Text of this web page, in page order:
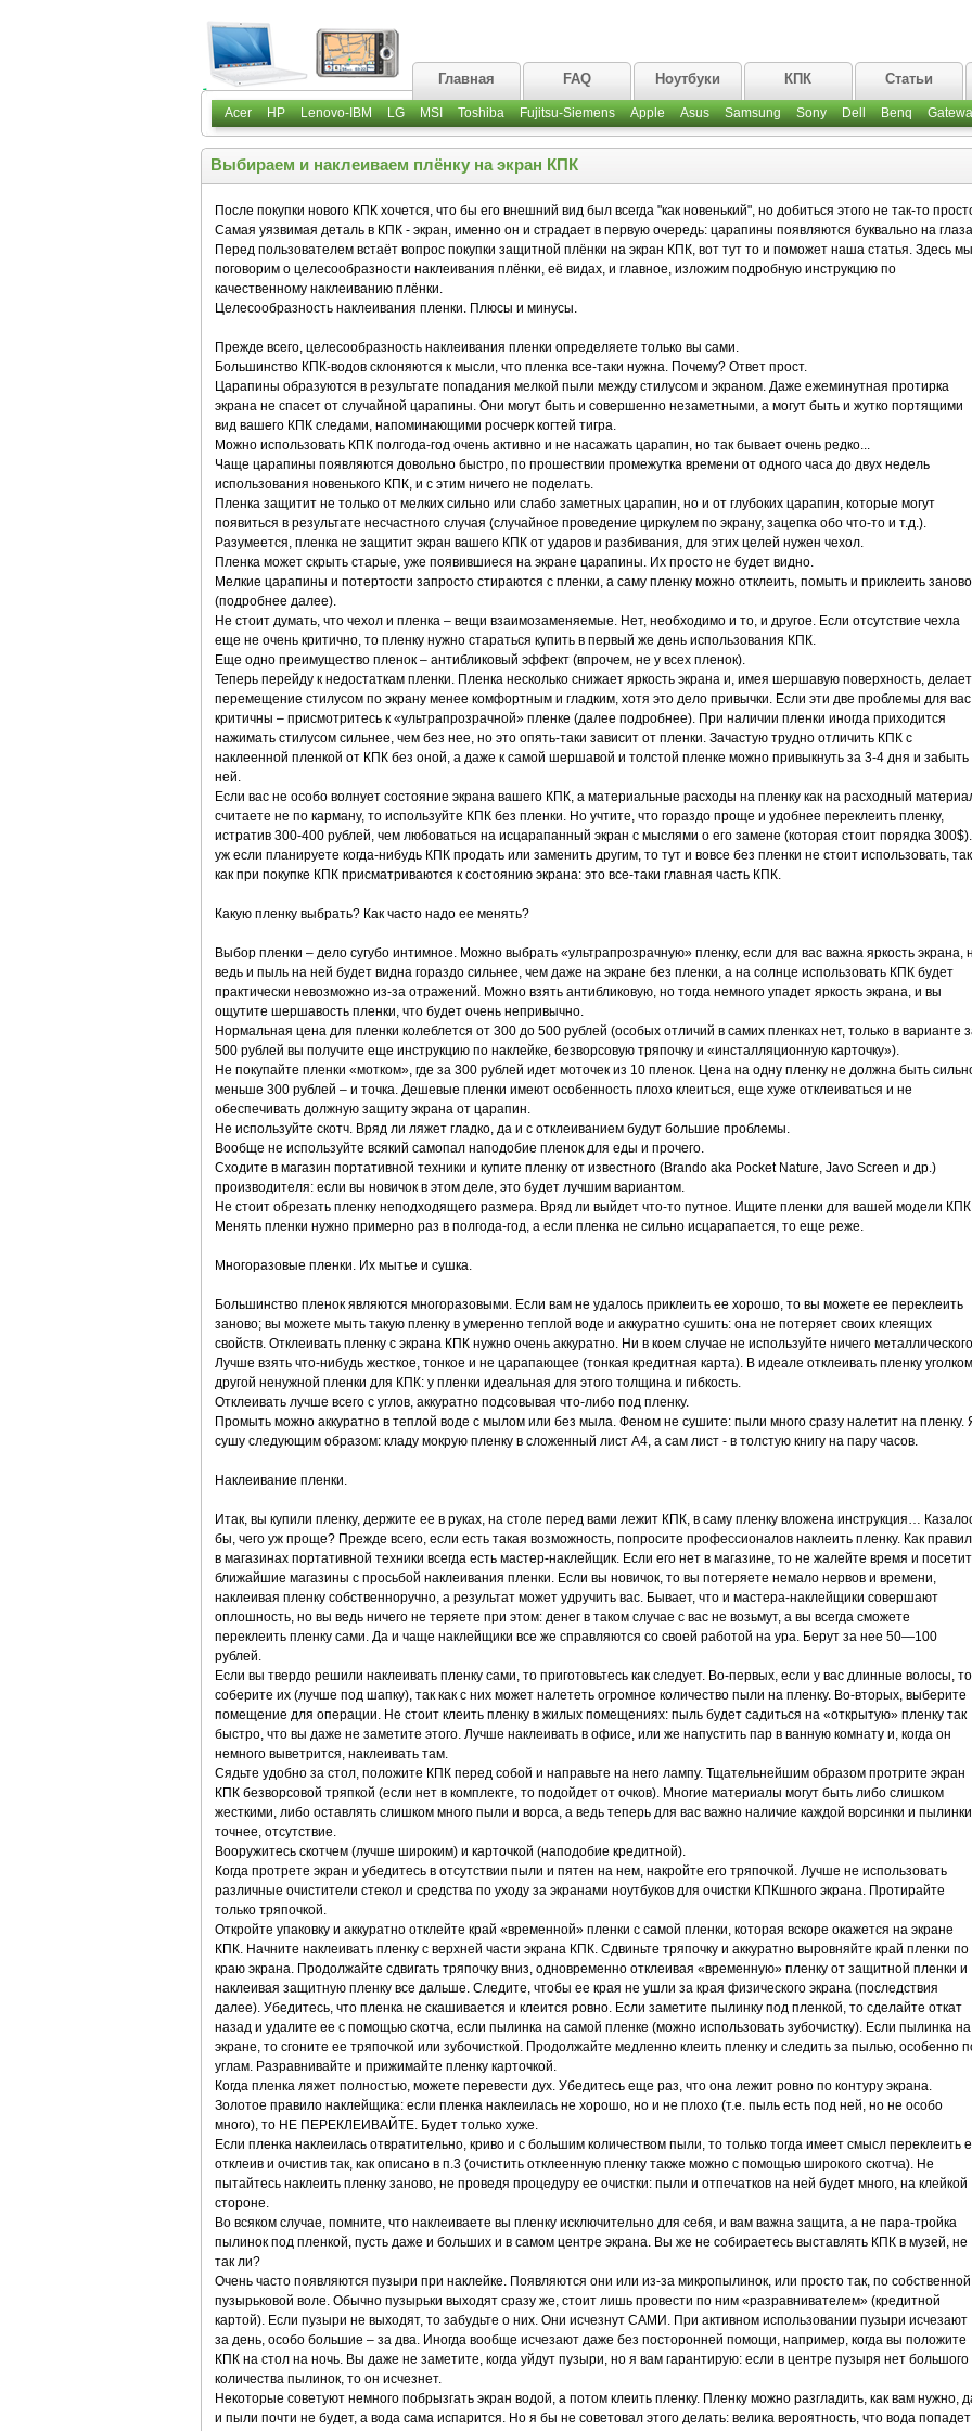
Главная FAQ Ноутбуки КПК Статьи
Acer HP Lenovo-IBM LG MSI Toshiba Fujitsu-Siemens Apple Asus Samsung Sony Dell Benq
Выбираем и наклеиваем плёнку на экран КПК
После покупки нового КПК хочется, что бы его внешний вид был всегда "как новенький", но добиться этого не так-то
Самая уязвимая деталь в КПК - экран, именно он и страдает в первую очередь: царапины появляются буквально на
Перед пользователем встаёт вопрос покупки защитной плёнки на экран КПК, вот тут то и поможет наша статья. Здесь мы
поговорим о целесообразности наклеивания плёнки, её видах, и главное, изложим подробную инструкцию по
качественному наклеиванию плёнки.
Целесообразность наклеивания пленки. Плюсы и минусы.
Прежде всего, целесообразность наклеивания пленки определяете только вы сами.
Большинство КПК-водов склоняются к мысли, что пленка все-таки нужна. Почему? Ответ прост.
Царапины образуются в результате попадания мелкой пыли между стилусом и экраном. Даже ежеминутная протирка
экрана не спасет от случайной царапины. Они могут быть и совершенно незаметными, а могут быть и жутко портящими
вид вашего КПК следами, напоминающими росчерк когтей тигра.
Можно использовать КПК полгода-год очень активно и не насажать царапин, но так бывает очень редко...
Чаще царапины появляются довольно быстро, по прошествии промежутка времени от одного часа до двух недель
использования новенького КПК, и с этим ничего не поделать.
Пленка защитит не только от мелких сильно или слабо заметных царапин, но и от глубоких царапин, которые могут
появиться в результате несчастного случая (случайное проведение циркулем по экрану, зацепка обо что-то и т.д.).
Разумеется, пленка не защитит экран вашего КПК от ударов и разбивания, для этих целей нужен чехол.
Пленка может скрыть старые, уже появившиеся на экране царапины. Их просто не будет видно.
Мелкие царапины и потертости запросто стираются с пленки, а саму пленку можно отклеить, помыть и приклеить заново
(подробнее далее).
Не стоит думать, что чехол и пленка – вещи взаимозаменяемые. Нет, необходимо и то, и другое. Если отсутствие чехла
еще не очень критично, то пленку нужно стараться купить в первый же день использования КПК.
Еще одно преимущество пленок – антибликовый эффект (впрочем, не у всех пленок).
Теперь перейду к недостаткам пленки. Пленка несколько снижает яркость экрана и, имея шершавую поверхность, делает
перемещение стилусом по экрану менее комфортным и гладким, хотя это дело привычки. Если эти две проблемы для вас
критичны – присмотритесь к «ультрапрозрачной» пленке (далее подробнее). При наличии пленки иногда приходится
нажимать стилусом сильнее, чем без нее, но это опять-таки зависит от пленки. Зачастую трудно отличить КПК с
наклеенной пленкой от КПК без оной, а даже к самой шершавой и толстой пленке можно привыкнуть за 3-4 дня и забыть
ней.
Если вас не особо волнует состояние экрана вашего КПК, а материальные расходы на пленку как на расходный
считаете не по карману, то используйте КПК без пленки. Но учтите, что гораздо проще и удобнее переклеить пленку,
истратив 300-400 рублей, чем любоваться на исцарапанный экран с мыслями о его замене (которая стоит порядка
уж если планируете когда-нибудь КПК продать или заменить другим, то тут и вовсе без пленки не стоит использовать, так
как при покупке КПК присматриваются к состоянию экрана: это все-таки главная часть КПК.
Какую пленку выбрать? Как часто надо ее менять?
Выбор пленки – дело сугубо интимное. Можно выбрать «ультрапрозрачную» пленку, если для вас важна яркость экрана,
ведь и пыль на ней будет видна гораздо сильнее, чем даже на экране без пленки, а на солнце использовать КПК будет
практически невозможно из-за отражений. Можно взять антибликовую, но тогда немного упадет яркость экрана, и вы
ощутите шершавость пленки, что будет очень непривычно.
Нормальная цена для пленки колеблется от 300 до 500 рублей (особых отличий в самих пленках нет, только в варианте
500 рублей вы получите еще инструкцию по наклейке, безворсовую тряпочку и «инсталляционную карточку»).
Не покупайте пленки «мотком», где за 300 рублей идет моточек из 10 пленок. Цена на одну пленку не должна быть
меньше 300 рублей – и точка. Дешевые пленки имеют особенность плохо клеиться, еще хуже отклеиваться и не
обеспечивать должную защиту экрана от царапин.
Не используйте скотч. Вряд ли ляжет гладко, да и с отклеиванием будут большие проблемы.
Вообще не используйте всякий самопал наподобие пленок для еды и прочего.
Сходите в магазин портативной техники и купите пленку от известного (Brando aka Pocket Nature, Javo Screen и др.)
производителя: если вы новичок в этом деле, это будет лучшим вариантом.
Не стоит обрезать пленку неподходящего размера. Вряд ли выйдет что-то путное. Ищите пленки для вашей модели
Менять пленки нужно примерно раз в полгода-год, а если пленка не сильно исцарапается, то еще реже.
Многоразовые пленки. Их мытье и сушка.
Большинство пленок являются многоразовыми. Если вам не удалось приклеить ее хорошо, то вы можете ее переклеить
заново; вы можете мыть такую пленку в умеренно теплой воде и аккуратно сушить: она не потеряет своих клеящих
свойств. Отклеивать пленку с экрана КПК нужно очень аккуратно. Ни в коем случае не используйте ничего
Лучше взять что-нибудь жесткое, тонкое и не царапающее (тонкая кредитная карта). В идеале отклеивать пленку уголком
другой ненужной пленки для КПК: у пленки идеальная для этого толщина и гибкость.
Отклеивать лучше всего с углов, аккуратно подсовывая что-либо под пленку.
Промыть можно аккуратно в теплой воде с мылом или без мыла. Феном не сушите: пыли много сразу налетит на пленку.
сушу следующим образом: кладу мокрую пленку в сложенный лист А4, а сам лист - в толстую книгу на пару часов.
Наклеивание пленки.
Итак, вы купили пленку, держите ее в руках, на столе перед вами лежит КПК, в саму пленку вложена инструкция…
бы, чего уж проще? Прежде всего, если есть такая возможность, попросите профессионалов наклеить пленку. Как
в магазинах портативной техники всегда есть мастер-наклейщик. Если его нет в магазине, то не жалейте время и
ближайшие магазины с просьбой наклеивания пленки. Если вы новичок, то вы потеряете немало нервов и времени,
наклеивая пленку собственноручно, а результат может удручить вас. Бывает, что и мастера-наклейщики совершают
оплошность, но вы ведь ничего не теряете при этом: денег в таком случае с вас не возьмут, а вы всегда сможете
переклеить пленку сами. Да и чаще наклейщики все же справляются со своей работой на ура. Берут за нее 50—100
рублей.
Если вы твердо решили наклеивать пленку сами, то приготовьтесь как следует. Во-первых, если у вас длинные волосы, то
соберите их (лучше под шапку), так как с них может налететь огромное количество пыли на пленку. Во-вторых, выберите
помещение для операции. Не стоит клеить пленку в жилых помещениях: пыль будет садиться на «открытую» пленку так
быстро, что вы даже не заметите этого. Лучше наклеивать в офисе, или же напустить пар в ванную комнату и, когда он
немного выветрится, наклеивать там.
Сядьте удобно за стол, положите КПК перед собой и направьте на него лампу. Тщательнейшим образом протрите экран
КПК безворсовой тряпкой (если нет в комплекте, то подойдет от очков). Многие материалы могут быть либо слишком
жесткими, либо оставлять слишком много пыли и ворса, а ведь теперь для вас важно наличие каждой ворсинки и
точнее, отсутствие.
Вооружитесь скотчем (лучше широким) и карточкой (наподобие кредитной).
Когда протрете экран и убедитесь в отсутствии пыли и пятен на нем, накройте его тряпочкой. Лучше не использовать
различные очистители стекол и средства по уходу за экранами ноутбуков для очистки КПКшного экрана. Протирайте
только тряпочкой.
Откройте упаковку и аккуратно отклейте край «временной» пленки с самой пленки, которая вскоре окажется на экране
КПК. Начните наклеивать пленку с верхней части экрана КПК. Сдвиньте тряпочку и аккуратно выровняйте край пленки по
краю экрана. Продолжайте сдвигать тряпочку вниз, одновременно отклеивая «временную» пленку от защитной пленки и
наклеивая защитную пленку все дальше. Следите, чтобы ее края не ушли за края физического экрана (последствия
далее). Убедитесь, что пленка не скашивается и клеится ровно. Если заметите пылинку под пленкой, то сделайте откат
назад и удалите ее с помощью скотча, если пылинка на самой пленке (можно использовать зубочистку). Если пылинка на
экране, то сгоните ее тряпочкой или зубочисткой. Продолжайте медленно клеить пленку и следить за пылью, особенно
углам. Разравнивайте и прижимайте пленку карточкой.
Когда пленка ляжет полностью, можете перевести дух. Убедитесь еще раз, что она лежит ровно по контуру экрана.
Золотое правило наклейщика: если пленка наклеилась не хорошо, но и не плохо (т.е. пыль есть под ней, но не особо
много), то НЕ ПЕРЕКЛЕИВАЙТЕ. Будет только хуже.
Если пленка наклеилась отвратительно, криво и с большим количеством пыли, то только тогда имеет смысл переклеить
отклеив и очистив так, как описано в п.3 (очистить отклеенную пленку также можно с помощью широкого скотча). Не
пытайтесь наклеить пленку заново, не проведя процедуру ее очистки: пыли и отпечатков на ней будет много, на клейкой
стороне.
Во всяком случае, помните, что наклеиваете вы пленку исключительно для себя, и вам важна защита, а не пара-тройка
пылинок под пленкой, пусть даже и больших и в самом центре экрана. Вы же не собираетесь выставлять КПК в музей, не
так ли?
Очень часто появляются пузыри при наклейке. Появляются они или из-за микропылинок, или просто так, по собственной
пузырьковой воле. Обычно пузырьки выходят сразу же, стоит лишь провести по ним «разравнивателем» (кредитной
картой). Если пузыри не выходят, то забудьте о них. Они исчезнут САМИ. При активном использовании пузыри исчезают
за день, особо большие – за два. Иногда вообще исчезают даже без посторонней помощи, например, когда вы положите
КПК на стол на ночь. Вы даже не заметите, когда уйдут пузыри, но я вам гарантирую: если в центре пузыря нет большого
количества пылинок, то он исчезнет.
Некоторые советуют немного побрызгать экран водой, а потом клеить пленку. Пленку можно разгладить, как вам нужно,
и пыли почти не будет, а вода сама испарится. Но я бы не советовал этого делать: велика вероятность, что вода попадет